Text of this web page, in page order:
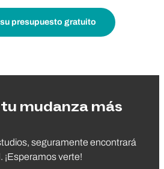
presupuesto gratuito
mudanza más
seguramente encontrará
¡Esperamos verte!